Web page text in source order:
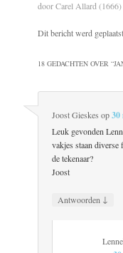
door Carel Allard
Dit bericht werd
18 GEDACHTEN OVER “
Joost Gieskes op30
Leuk gevonden
vakjes staan
de tekenaar?
Joost
Antwoorden ↓